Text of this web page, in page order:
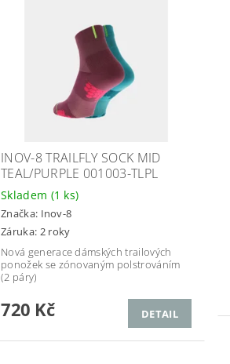
INOV-8 TRAILFLY SOCK MID
TEAL/PURPLE 001003-TLPL
Skladem (1 ks)
Značka: Inov-8
Záruka: 2 roky
Nová generace dámských trailových
ponožek se zónovaným polstrováním
(2 páry)
720 Kč DETAIL